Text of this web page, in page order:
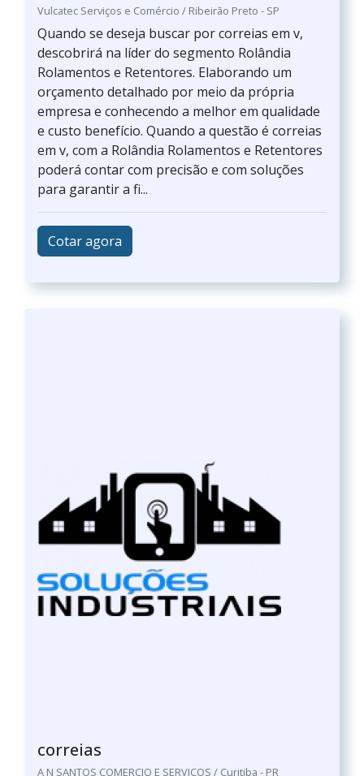
Vulcatec Serviços e Comércio / Ribeirão Preto - SP
Quando se deseja buscar por correias em v,
descobrirá na líder do segmento Rolândia
Rolamentos e Retentores. Elaborando um
orçamento detalhado por meio da própria
empresa e conhecendo a melhor em qualidade
e custo benefício. Quando a questão é correias
em v, com a Rolândia Rolamentos e Retentores
poderá contar com precisão e com soluções
para garantir a fi...
Cotar agora
correias
A N SANTOS COMERCIO E SERVICOS / Curitiba - PR